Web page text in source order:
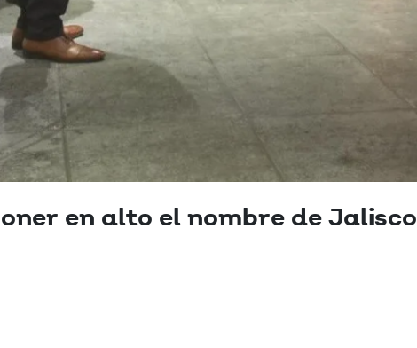
en alto el nombre de Jalisco